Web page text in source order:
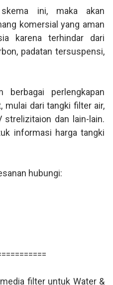
skema ini, maka akan
komersial yang aman
karena terhindar dari
padatan tersuspensi,
berbagai perlengkapan
mulai dari tangki filter air,
strelizitaion dan lain-lain.
informasi harga tangki
hubungi:
filter untuk Water &